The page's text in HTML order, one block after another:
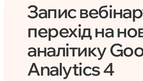
Запис
перехід на
аналітику
Analytics 4